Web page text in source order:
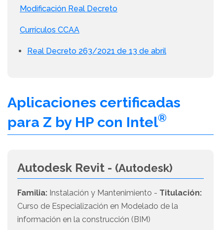
Modificación Real Decreto
Currículos CCAA
Real Decreto 263/2021 de 13 de abril
Aplicaciones certificadas
para Z by HP con Intel®
Autodesk Revit - (Autodesk)
Familia: Instalación y Mantenimiento - Titulación:
Curso de Especialización en Modelado de la
información en la construcción (BIM)